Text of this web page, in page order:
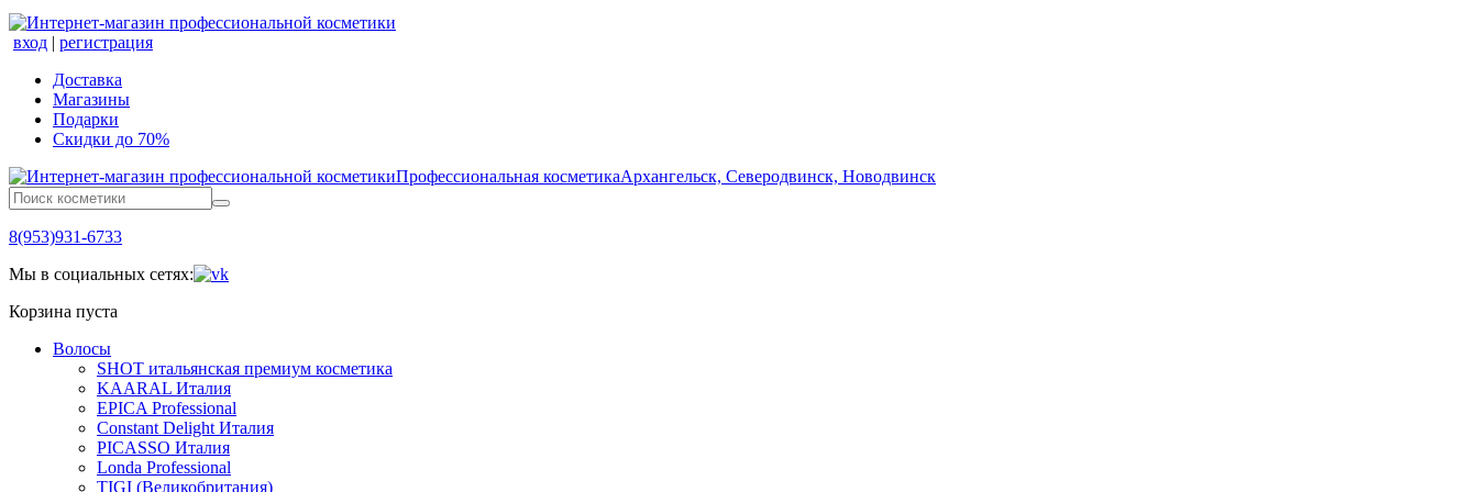
вход | регистрация
Доставка
Магазины
Подарки
Скидки до 70%
Профессиональная косметикаАрхангельск, Северодвинск, Новодвинск
8(953)931-6733
Мы в социальных сетях:
Корзина пуста
Волосы
SHOT итальянская премиум косметика
KAARAL Италия
EPICA Professional
Constant Delight Италия
PICASSO Италия
Londa Professional
TIGI (Великобритания)